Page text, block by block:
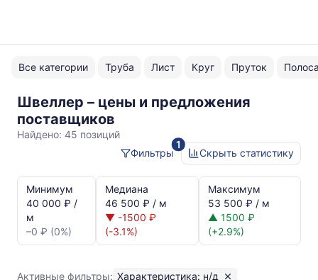
Все категории Труба Лист Круг Пруток
Швеллер – цены и предложения
поставщиков
д
Найдено: 45 позиций
1
Фильтры
Скрыть статистику
динамика
цен:
Швеллер
н/
Показаны
Минимум
40 000 ₽ /
м
–0 ₽ (0%)
Медиана
46 500 ₽ / м
▼ -1500 ₽
(-3.1%)
Максимум
53 500 ₽ / м
▲ 1500 ₽
(+2.9%)
Активные фильтры: Характеристика: н/д